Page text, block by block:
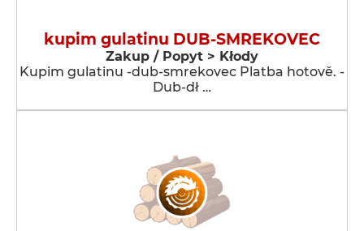
kupim gulatinu DUB-SMREKOVEC
Zakup / Popyt > Kłody
Kupim gulatinu -dub-smrekovec Platba hotově. -
Dub-dł …